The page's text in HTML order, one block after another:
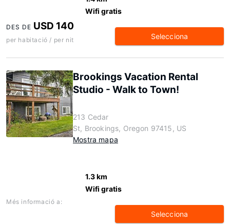
Wifi gratis
DES DE USD 140
per habitació / per nit Selecciona
Brookings Vacation Rental
Studio - Walk to Town!
213 Cedar
St, Brookings, Oregon 97415, US
Mostra mapa
1.3 km
Wifi gratis
Més informació a:
Selecciona